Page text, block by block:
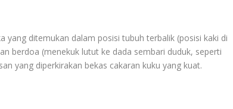
yang ditemukan dalam posisi tubuh terbalik (posisi kaki di
berdoa (menekuk lutut ke dada sembari duduk, seperti
yang diperkirakan bekas cakaran kuku yang kuat.